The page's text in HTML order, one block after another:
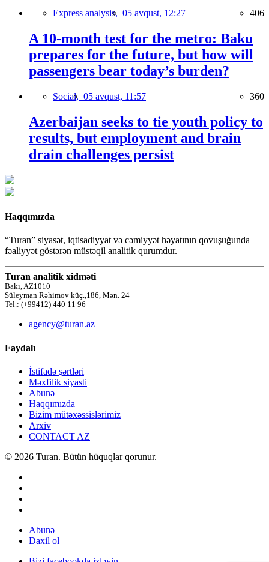
Express analysis, 05 avqust, 12:27 406
A 10-month test for the metro: Baku
prepares for the future, but how will
passengers bear today’s burden?
Social, 05 avqust, 11:57 360
Azerbaijan seeks to tie youth policy to
results, but employment and brain
drain challenges persist
Haqqımızda
“Turan” siyasət, iqtisadiyyat və cəmiyyət həyatının qovuşuğunda
fəaliyyət göstərən müstəqil analitik qurumdur.
Turan analitik xidməti
Bakı, AZ1010
Süleyman Rəhimov küç.,186, Mən. 24
Tel.: (+99412) 440 11 96
agency@turan.az
Faydalı
İstifadə şərtləri
Məxfilik siyasti
Abunə
Haqqımızda
Bizim mütəxəssislərimiz
Arxiv
CONTACT AZ
© 2026 Turan. Bütün hüquqlar qorunur.
Abunə
Daxil ol